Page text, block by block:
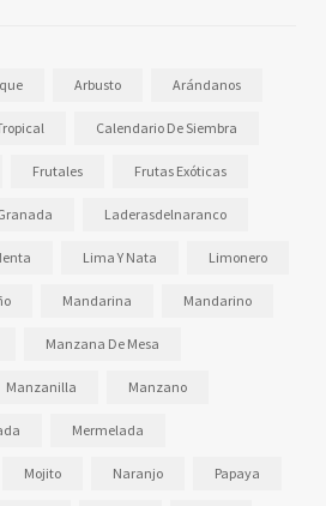
Arbusto Arándanos
Calendario De Siembra
Frutales Frutas Exóticas
Laderasdelnaranco
Lima Y Nata Limonero
Mandarina Mandarino
Manzana De Mesa
Manzanilla Manzano
Mermelada
Mojito Naranjo Papaya